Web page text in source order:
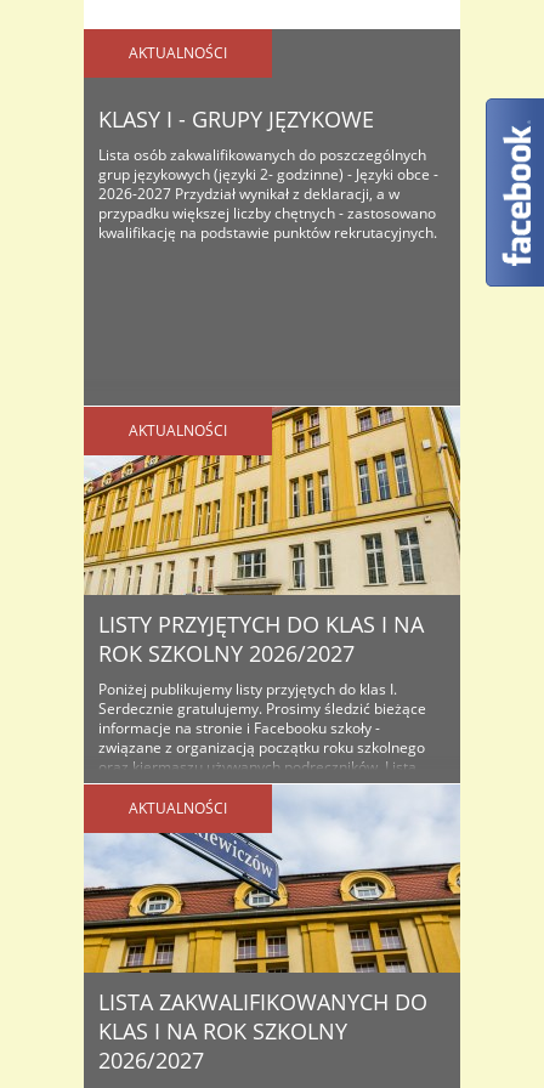
AKTUALNOŚCI
KLASY I - GRUPY JĘZYKOWE
Lista osób zakwalifikowanych do poszczególnych
grup językowych (języki 2- godzinne) - Języki obce -
2026-2027 Przydział wynikał z deklaracji, a w
przypadku większej liczby chętnych - zastosowano
kwalifikację na podstawie punktów rekrutacyjnych.
AKTUALNOŚCI
LISTY PRZYJĘTYCH DO KLAS I NA
ROK SZKOLNY 2026/2027
Poniżej publikujemy listy przyjętych do klas I.
Serdecznie gratulujemy. Prosimy śledzić bieżące
informacje na stronie i Facebooku szkoły -
związane z organizacją początku roku szkolnego
oraz kiermaszu używanych podręczników. Lista
osób przyjętych do klas I na rok szkolny...
AKTUALNOŚCI
LISTA ZAKWALIFIKOWANYCH DO
KLAS I NA ROK SZKOLNY
2026/2027